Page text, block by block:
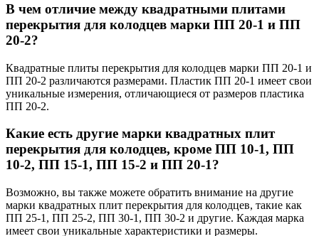
В чем отличие между квадратными плитами
перекрытия для колодцев марки ПП 20-1 и ПП
20-2?
Квадратные плиты перекрытия для колодцев марки ПП 20-1 и
ПП 20-2 различаются размерами. Пластик ПП 20-1 имеет свои
уникальные измерения, отличающиеся от размеров пластика
ПП 20-2.
Какие есть другие марки квадратных плит
перекрытия для колодцев, кроме ПП 10-1, ПП
10-2, ПП 15-1, ПП 15-2 и ПП 20-1?
Возможно, вы также можете обратить внимание на другие
марки квадратных плит перекрытия для колодцев, такие как
ПП 25-1, ПП 25-2, ПП 30-1, ПП 30-2 и другие. Каждая марка
имеет свои уникальные характеристики и размеры.